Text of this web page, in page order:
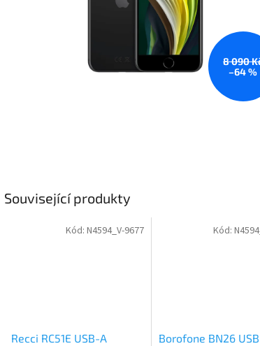
8 090
–64 %
Související produkty
Recci RC51E USB-A
Kód: N4594_V-9677
Borofone BN26
Kód: